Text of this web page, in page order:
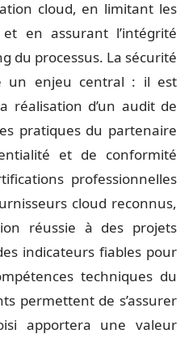
cloud, en limitant les
et en assurant l’intégrité
du processus. La sécurité
un enjeu central : il est
réalisation d’un audit de
pratiques du partenaire
et de conformité
professionnelles
cloud reconnus,
réussie à des projets
indicateurs fiables pour
techniques du
permettent de s’assurer
apportera une valeur